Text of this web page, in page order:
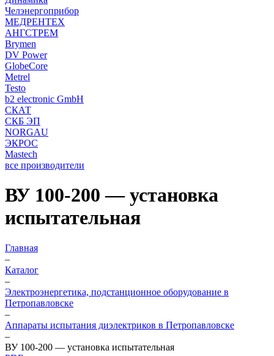
Челэнергоприбор
МЕДРЕНТЕХ
АНГСТРЕМ
Brymen
DV Power
GlobeCore
Metrel
Testo
b2 electronic GmbH
СКАТ
СКБ ЭП
NORGAU
ЭКРОС
Mastech
все производители
ВУ 100-200 — установка
испытательная
Главная
–
Каталог
–
Электроэнергетика, подстанционное оборудование в
Петропавловске
–
Аппараты испытания диэлектриков в Петропавловске
–
ВУ 100-200 — установка испытательная